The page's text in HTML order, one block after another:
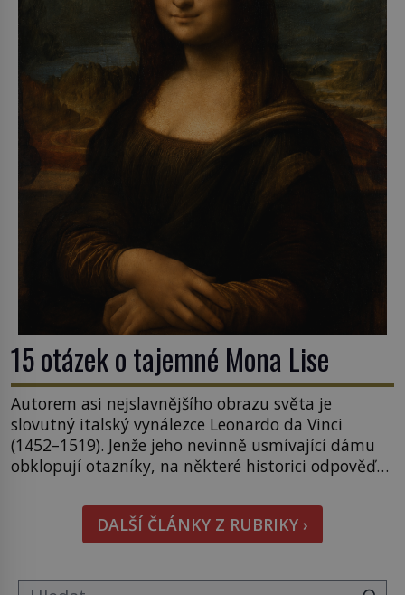
15 otázek o tajemné Mona Lise
Autorem asi nejslavnějšího obrazu světa je
slovutný italský vynálezce Leonardo da Vinci
(1452–1519). Jenže jeho nevinně usmívající dámu
obklopují otazníky, na některé historici odpověď
pověsil Napoleon? Samotný císař Napoleon
Bonaparte (1769–1821) má pro malbu slabost, a
tak si ji ještě jako první konzul přemístí do své
DALŠÍ ČLÁNKY Z RUBRIKY ›